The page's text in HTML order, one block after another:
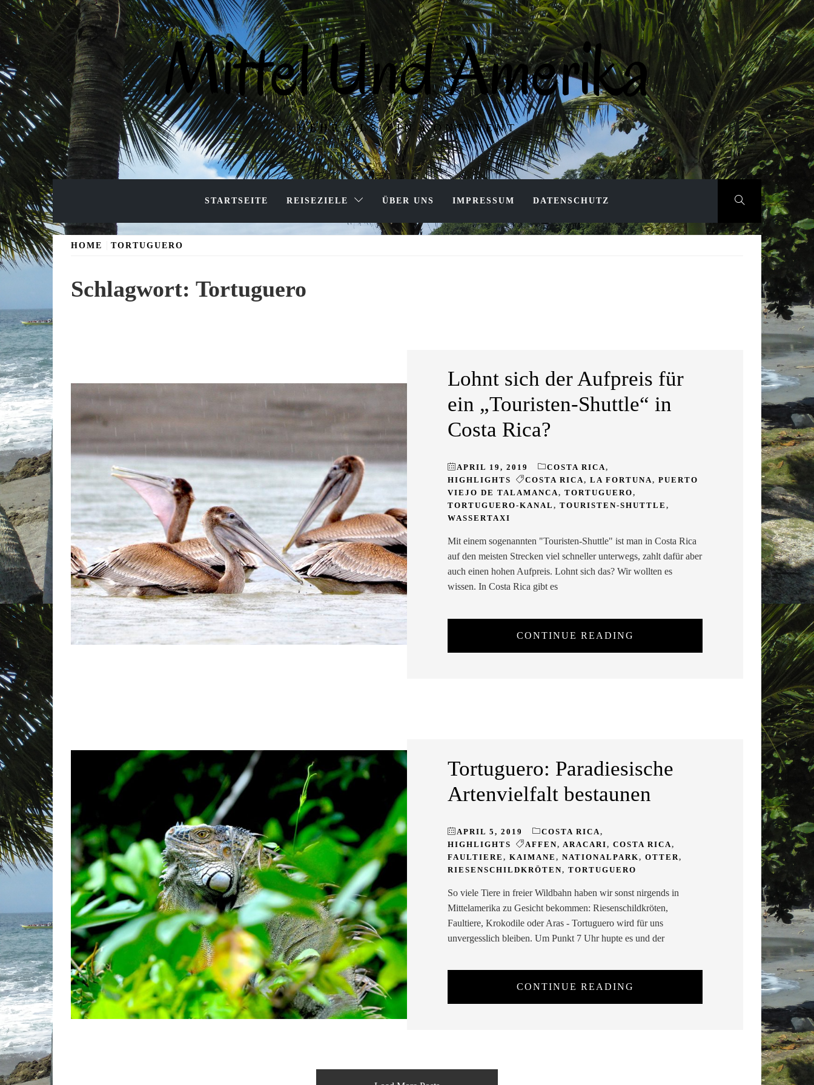
Skip
to
content
Mittel Und Amerika
MEHR ALS EIN KONTINENT
STARTSEITE REISEZIELE ÜBER UNS IMPRESSUM DATENSCHUTZ
HOME TORTUGUERO
Schlagwort: Tortuguero
Lohnt sich der Aufpreis für
ein „Touristen-Shuttle“ in
Costa Rica?
APRIL 19, 2019 COSTA RICA,
HIGHLIGHTS
COSTA RICA, LA FORTUNA, PUERTO
VIEJO DE TALAMANCA, TORTUGUERO,
TORTUGUERO-KANAL , TOURISTEN-SHUTTLE ,
WASSERTAXI
Mit einem sogenannten "Touristen-Shuttle" ist man in Costa Rica
auf den meisten Strecken viel schneller unterwegs, zahlt dafür aber
auch einen hohen Aufpreis. Lohnt sich das? Wir wollten es
wissen. In Costa Rica gibt es
CONTINUE READING
Tortuguero: Paradiesische
Artenvielfalt bestaunen
APRIL 5, 2019 COSTA RICA,
HIGHLIGHTS
AFFEN, ARACARI, COSTA RICA,
FAULTIERE , KAIMANE , NATIONALPARK, OTTER,
RIESENSCHILDKRÖTEN, TORTUGUERO
So viele Tiere in freier Wildbahn haben wir sonst nirgends in
Mittelamerika zu Gesicht bekommen: Riesenschildkröten,
Faultiere, Krokodile oder Aras - Tortuguero wird für uns
unvergesslich bleiben. Um Punkt 7 Uhr hupte es und der
CONTINUE READING